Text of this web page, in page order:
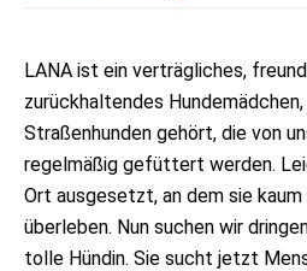
LANA ist ein verträgliches,
zurückhaltendes
Straßenhunden gehört, die von
regelmäßig gefüttert werden.
Ort ausgesetzt, an dem sie kaum
überleben. Nun suchen wir
tolle Hündin. Sie sucht jetzt